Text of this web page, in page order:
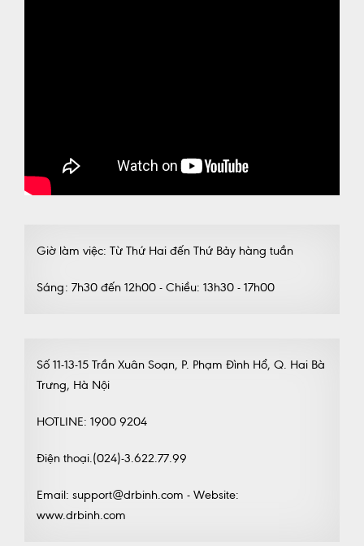
Giờ làm việc: Từ Thứ Hai đến Thứ Bảy hàng tuần
Sáng: 7h30 đến 12h00 - Chiều: 13h30 - 17h00
Số 11-13-15 Trần Xuân Soạn, P. Phạm Đình Hổ, Q. Hai Bà
Trưng, Hà Nội
HOTLINE: 1900 9204
Điện thoại.(024)-3.622.77.99
Email: support@drbinh.com - Website:
www.drbinh.com